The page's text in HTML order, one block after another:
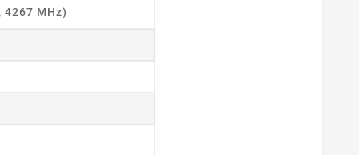
4267 MHz)